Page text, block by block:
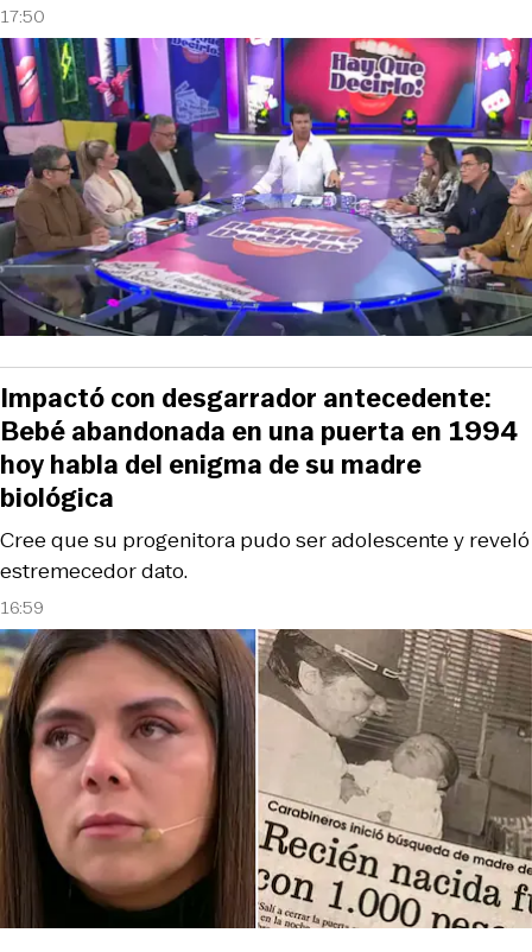
17:50
16:59
Cree que su progenitora pudo ser adolescente y reveló
estremecedor dato.
Impactó con desgarrador antecedente:
Bebé abandonada en una puerta en 1994
hoy habla del enigma de su madre
biológica